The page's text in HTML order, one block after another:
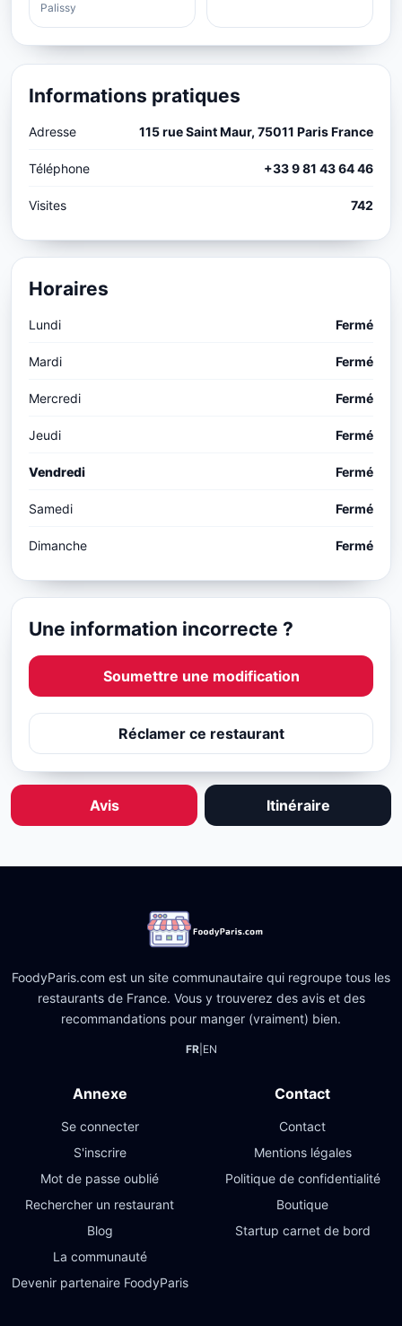
Palissy
Informations pratiques
Adresse 115 rue Saint Maur, 75011 Paris France
Téléphone +33 9 81 43 64 46
Visites 742
Horaires
Lundi Fermé
Mardi Fermé
Mercredi Fermé
Jeudi Fermé
Vendredi Fermé
Samedi Fermé
Dimanche Fermé
Une information incorrecte ?
Soumettre une modification
Réclamer ce restaurant
Avis Itinéraire
FoodyParis.com est un site communautaire qui regroupe tous les
restaurants de France. Vous y trouverez des avis et des
recommandations pour manger (vraiment) bien.
FR| EN
Annexe
Se connecter
S'inscrire
Mot de passe oublié
Rechercher un restaurant
Blog
La communauté
Devenir partenaire FoodyParis
Contact
Contact
Mentions légales
Politique de confidentialité
Boutique
Startup carnet de bord